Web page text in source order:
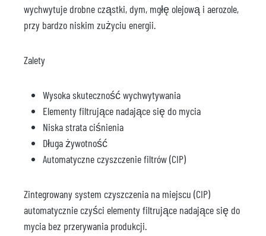
wychwytuje drobne cząstki, dym, mgłę olejową i aerozole,
przy bardzo niskim zużyciu energii.
Zalety
Wysoka skuteczność wychwytywania
Elementy filtrujące nadające się do mycia
Niska strata ciśnienia
Długa żywotność
Automatyczne czyszczenie filtrów (CIP)
Zintegrowany system czyszczenia na miejscu (CIP)
automatycznie czyści elementy filtrujące nadające się do
mycia bez przerywania produkcji.